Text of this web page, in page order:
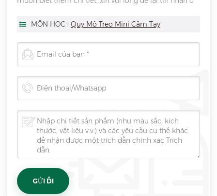
MÔN HỌC : Quy Mô Treo Mini Cầm Tay